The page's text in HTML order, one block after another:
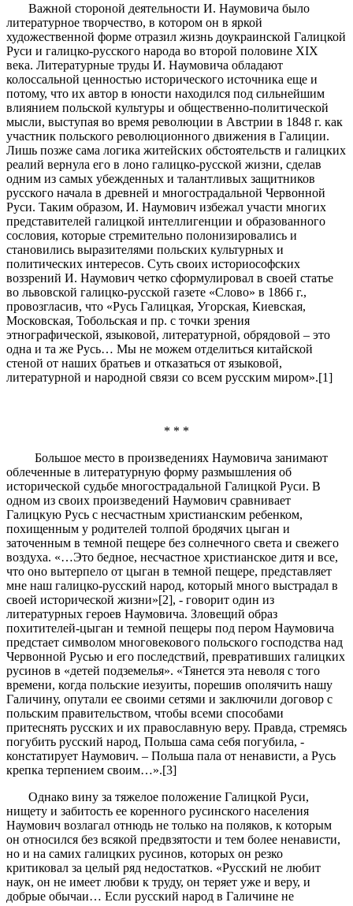
Важной стороной деятельности И. Наумовича было
литературное творчество, в котором он в яркой
художественной форме отразил жизнь доукраинской Галицкой
Руси и галицко-русского народа во второй половине ХIX
века. Литературные труды И. Наумовича обладают
колоссальной ценностью исторического источника еще и
потому, что их автор в юности находился под сильнейшим
влиянием польской культуры и общественно-политической
мысли, выступая во время революции в Австрии в 1848 г. как
участник польского революционного движения в Галиции.
Лишь позже сама логика житейских обстоятельств и галицких
реалий вернула его в лоно галицко-русской жизни, сделав
одним из самых убежденных и талантливых защитников
русского начала в древней и многострадальной Червонной
Руси. Таким образом, И. Наумович избежал участи многих
представителей галицкой интеллигенции и образованного
сословия, которые стремительно полонизировались и
становились выразителями польских культурных и
политических интересов. Суть своих историософских
воззрений И. Наумович четко сформулировал в своей статье
во львовской галицко-русской газете «Слово» в 1866 г.,
провозгласив, что «Русь Галицкая, Угорская, Киевская,
Московская, Тобольская и пр. с точки зрения
этнографической, языковой, литературной, обрядовой – это
одна и та же Русь… Мы не можем отделиться китайской
стеной от наших братьев и отказаться от языковой,
литературной и народной связи со всем русским миром».[1]
* * *
Большое место в произведениях Наумовича занимают
облеченные в литературную форму размышления об
исторической судьбе многострадальной Галицкой Руси. В
одном из своих произведений Наумович сравнивает
Галицкую Русь с несчастным христианским ребенком,
похищенным у родителей толпой бродячих цыган и
заточенным в темной пещере без солнечного света и свежего
воздуха. «…Это бедное, несчастное христианское дитя и все,
что оно вытерпело от цыган в темной пещере, представляет
мне наш галицко-русский народ, который много выстрадал в
своей исторической жизни»[2], - говорит один из
литературных героев Наумовича. Зловещий образ
похитителей-цыган и темной пещеры под пером Наумовича
предстает символом многовекового польского господства над
Червонной Русью и его последствий, превративших галицких
русинов в «детей подземелья». «Тянется эта неволя с того
времени, когда польские иезуиты, порешив ополячить нашу
Галичину, опутали ее своими сетями и заключили договор с
польским правительством, чтобы всеми способами
притеснять русских и их православную веру. Правда, стремясь
погубить русский народ, Польша сама себя погубила, -
констатирует Наумович. – Польша пала от ненависти, а Русь
крепка терпением своим…».[3]
Однако вину за тяжелое положение Галицкой Руси,
нищету и забитость ее коренного русинского населения
Наумович возлагал отнюдь не только на поляков, к которым
он относился без всякой предвзятости и тем более ненависти,
но и на самих галицких русинов, которых он резко
критиковал за целый ряд недостатков. «Русский не любит
наук, он не имеет любви к труду, он теряет уже и веру, и
добрые обычаи… Если русский народ в Галичине не